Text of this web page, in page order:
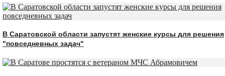
В Саратовской области запустят женские курсы для решения
"повседневных задач"